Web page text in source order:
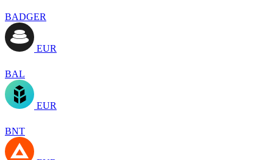
BADGER
EUR
BAL
EUR
BNT